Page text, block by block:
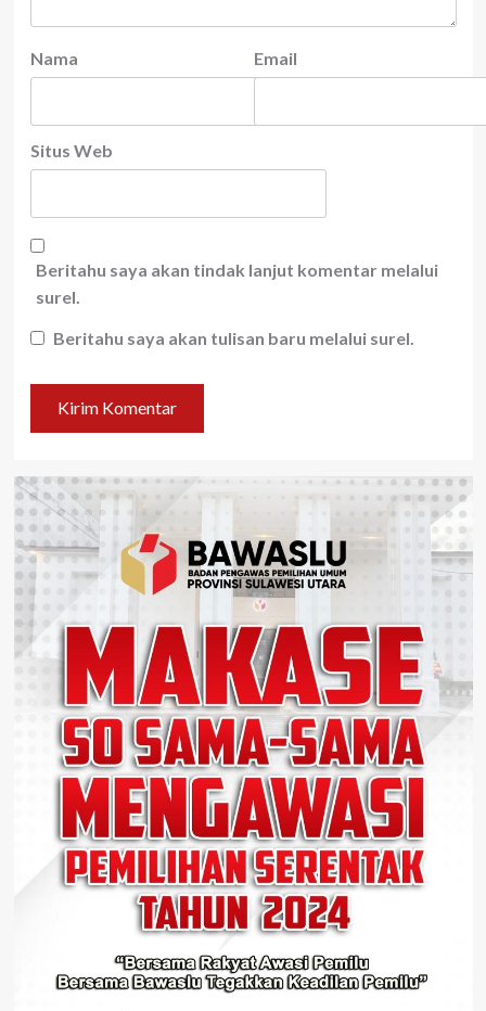
Nama Email
Situs Web
Beritahu saya akan tindak lanjut komentar melalui
surel.
Beritahu saya akan tulisan baru melalui surel.